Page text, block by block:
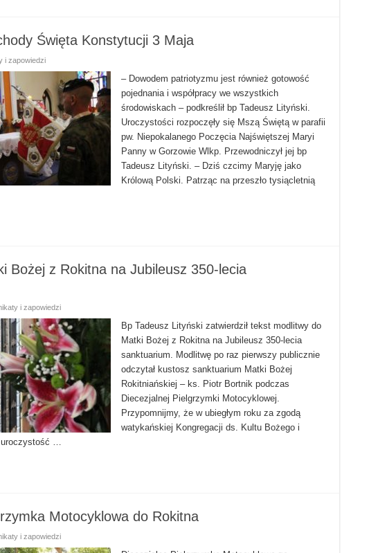
Święta Konstytucji 3 Maja
i zapowiedzi
– Dowodem patriotyzmu jest również gotowość
pojednania i współpracy we wszystkich
środowiskach – podkreślił bp Tadeusz Lityński.
Uroczystości rozpoczęły się Mszą Świętą w parafii
pw. Niepokalanego Poczęcia Najświętszej Maryi
Panny w Gorzowie Wlkp. Przewodniczył jej bp
Tadeusz Lityński. – Dziś czcimy Maryję jako
Królową Polski. Patrząc na przeszło tysiącletnią
Bożej z Rokitna na Jubileusz 350-lecia
i zapowiedzi
Bp Tadeusz Lityński zatwierdził tekst modlitwy do
Matki Bożej z Rokitna na Jubileusz 350-lecia
sanktuarium. Modlitwę po raz pierwszy publicznie
odczytał kustosz sanktuarium Matki Bożej
Rokitniańskiej – ks. Piotr Bortnik podczas
Diecezjalnej Pielgrzymki Motocyklowej.
Przypomnijmy, że w ubiegłym roku za zgodą
watykańskiej Kongregacji ds. Kultu Bożego i
uroczystość …
Motocyklowa do Rokitna
i zapowiedzi